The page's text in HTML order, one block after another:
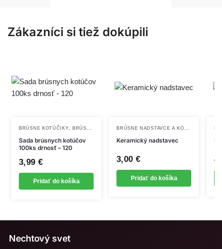
Zákazníci si tiež dokúpili
BRÚSNE KOTÚČIKY , BRÚSNE NADSTAVCE A KOTÚČE
Sada brúsnych kotúčov
100ks drnosť – 120
3,99 €
Pridať do košíka
BRÚSNE NADSTAVCE A KOTÚČE
Keramický nadstavec
3,00 €
Pridať do košíka
Nechtový svet